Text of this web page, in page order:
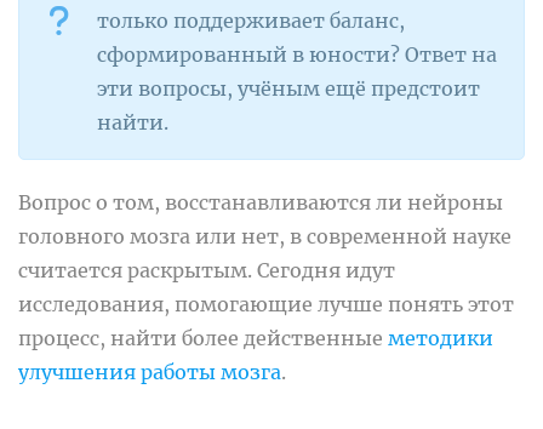
только поддерживает баланс,
сформированный в юности? Ответ на
эти вопросы, учёным ещё предстоит
найти.
Вопрос о том, восстанавливаются ли нейроны
головного мозга или нет, в современной науке
считается раскрытым. Сегодня идут
исследования, помогающие лучше понять этот
процесс, найти более действенные методики
улучшения работы мозга.